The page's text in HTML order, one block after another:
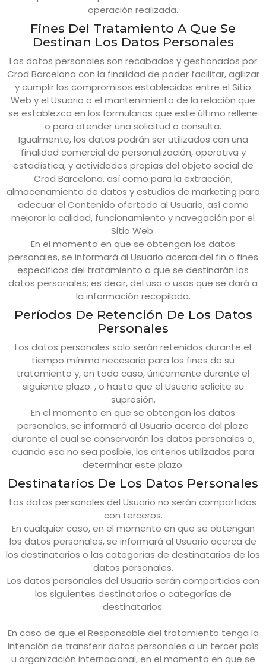
operación realizada.
Fines Del Tratamiento A Que Se
Destinan Los Datos Personales
Los datos personales son recabados y gestionados por
Crod Barcelona con la finalidad de poder facilitar, agilizar
y cumplir los compromisos establecidos entre el Sitio
Web y el Usuario o el mantenimiento de la relación que
se establezca en los formularios que este último rellene
o para atender una solicitud o consulta.
Igualmente, los datos podrán ser utilizados con una
finalidad comercial de personalización, operativa y
estadística, y actividades propias del objeto social de
Crod Barcelona, así como para la extracción,
almacenamiento de datos y estudios de marketing para
adecuar el Contenido ofertado al Usuario, así como
mejorar la calidad, funcionamiento y navegación por el
Sitio Web.
En el momento en que se obtengan los datos
personales, se informará al Usuario acerca del fin o fines
específicos del tratamiento a que se destinarán los
datos personales; es decir, del uso o usos que se dará a
la información recopilada.
Períodos De Retención De Los Datos
Personales
Los datos personales solo serán retenidos durante el
tiempo mínimo necesario para los fines de su
tratamiento y, en todo caso, únicamente durante el
siguiente plazo: , o hasta que el Usuario solicite su
supresión.
En el momento en que se obtengan los datos
personales, se informará al Usuario acerca del plazo
durante el cual se conservarán los datos personales o,
cuando eso no sea posible, los criterios utilizados para
determinar este plazo.
Destinatarios De Los Datos Personales
Los datos personales del Usuario no serán compartidos
con terceros.
En cualquier caso, en el momento en que se obtengan
los datos personales, se informará al Usuario acerca de
los destinatarios o las categorías de destinatarios de los
datos personales.
Los datos personales del Usuario serán compartidos con
los siguientes destinatarios o categorías de
destinatarios:
En caso de que el Responsable del tratamiento tenga la
intención de transferir datos personales a un tercer país
u organización internacional, en el momento en que se